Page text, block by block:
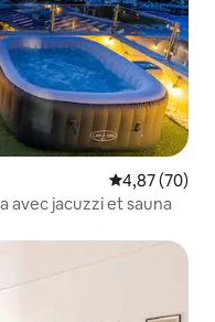
Évaluation
4,87 (70)
avec jacuzzi et sauna